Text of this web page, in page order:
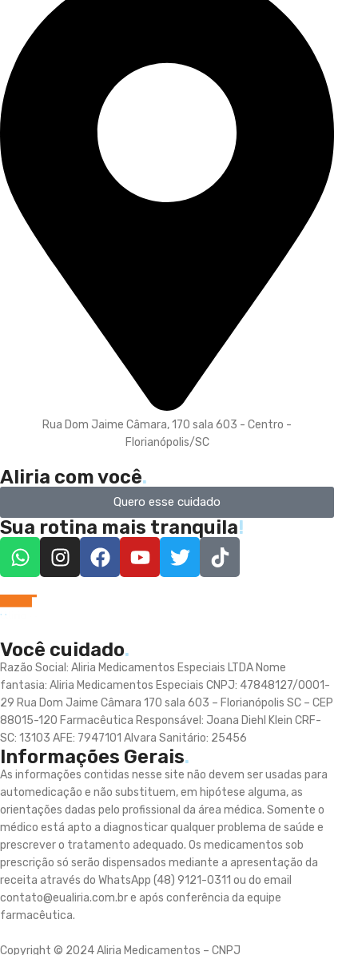
Rua Dom Jaime Câmara, 170 sala 603 - Centro -
Florianópolis/SC
Aliria com você.
Quero esse cuidado
Sua rotina mais tranquila!
Você cuidado.
Razão Social: Aliria Medicamentos Especiais LTDA Nome
fantasia: Aliria Medicamentos Especiais CNPJ: 47848127/0001-
29 Rua Dom Jaime Câmara 170 sala 603 – Florianópolis SC – CEP
88015-120 Farmacêutica Responsável: Joana Diehl Klein CRF-
SC: 13103 AFE: 7947101 Alvara Sanitário: 25456
Informações Gerais.
As informações contidas nesse site não devem ser usadas para
automedicação e não substituem, em hipótese alguma, as
orientações dadas pelo profissional da área médica. Somente o
médico está apto a diagnosticar qualquer problema de saúde e
prescrever o tratamento adequado. Os medicamentos sob
prescrição só serão dispensados mediante a apresentação da
receita através do WhatsApp (48) 9121-0311 ou do email
contato@eualiria.com.br e após conferência da equipe
farmacêutica.
Copyright © 2024 Aliria Medicamentos – CNPJ